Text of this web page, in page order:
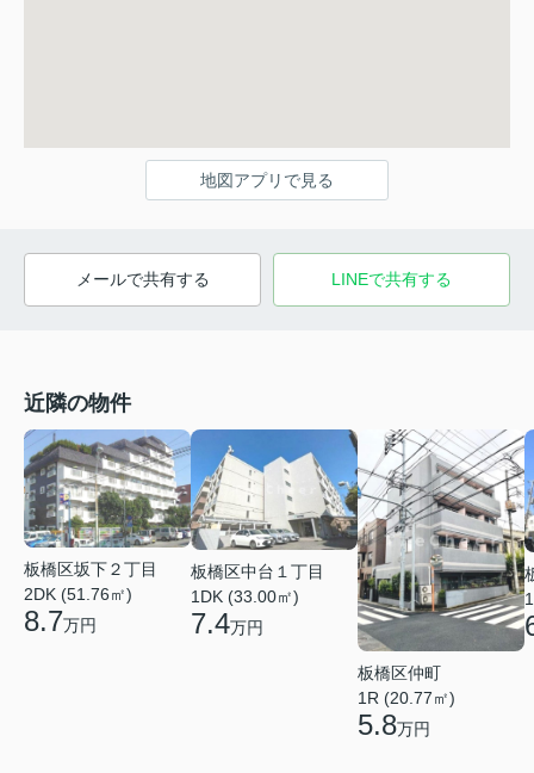
地図アプリで見る
メールで共有する LINEで共有する
近隣の物件
板橋区坂下２丁目
2DK (51.76㎡)
8.7万円
板橋区中台１丁目
1DK (33.00㎡)
7.4万円
板橋区仲町
1R (20.77㎡)
5.8万円